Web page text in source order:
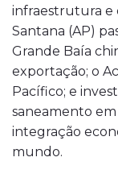
infraestrutura e
Santana (AP)
Grande Baía
exportação; o
Pacífico; e
saneamento
integração
mundo.